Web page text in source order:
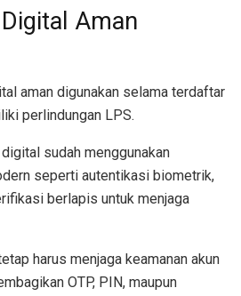
Aman
aman digunakan selama terdaftar
perlindungan LPS.
sudah menggunakan
seperti autentikasi biometrik,
berlapis untuk menjaga
harus menjaga keamanan akun
OTP, PIN, maupun